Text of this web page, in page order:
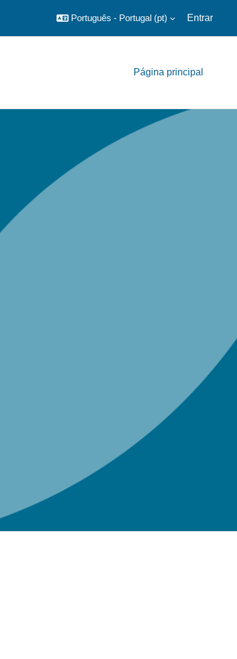
Português - Portugal ‎(pt)‎ Entrar
Página principal